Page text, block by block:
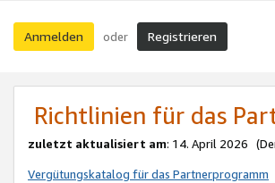
Anmelden oder Registrieren
Richtlinien für das
zuletzt aktualisiert am: 14. April 2026
Vergütungskatalog für das Partnerprogramm